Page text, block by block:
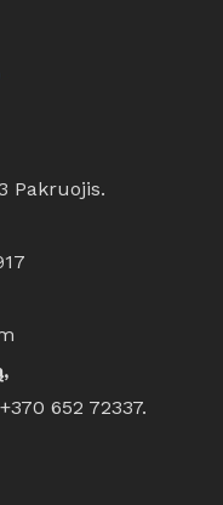
Pakruojis.
652 72337.